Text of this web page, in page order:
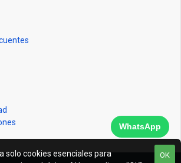
OK
solo cookies esenciales para
WhatsApp